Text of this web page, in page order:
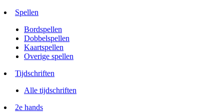
Spellen
Bordspellen
Dobbelspellen
Kaartspellen
Overige spellen
Tijdschriften
Alle tijdschriften
2e hands